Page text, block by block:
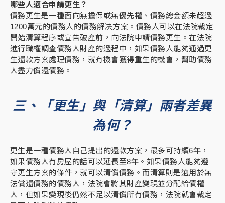
哪些人適合申請更生？
債務更生是一種面向無擔保或無優先權、債務總金額未超過
1200萬元的債務人的債務解决方案。債務人可以在法院裁定
開始清算程序或宣告破產前，向法院申請債務更生。在法院
進行職權調查債務人財產的過程中，如果債務人能夠通過更
生還款方案處理債務，就有機會獲得重生的機會，幫助債務
人盡力償還債務。
三、「更生」與「清算」兩者差異
為何？
更生是一種債務人自己提出的還款方案，最多可持續6年，
如果債務人有房屋的話可以延長至8年。如果債務人能夠遵
守更生方案的條件，就可以清償債務。而清算則是適用於無
法償還債務的債務人，法院會將其財產變現並分配給債權
人，但如果變現後仍然不足以清償所有債務，法院就會裁定